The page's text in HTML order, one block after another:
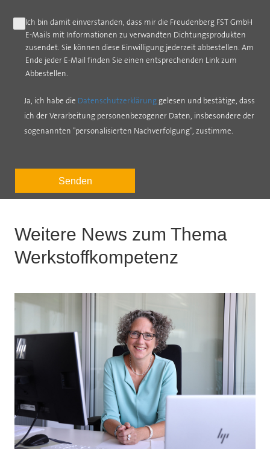
Ich bin damit einverstanden, dass mir die Freudenberg FST GmbH
E-Mails mit Informationen zu verwandten Dichtungsprodukten
zusendet. Sie können diese Einwilligung jederzeit abbestellen. Am
Ende jeder E-Mail finden Sie einen entsprechenden Link zum
Abbestellen.
Ja, ich habe die Datenschutzerklärung gelesen und bestätige, dass
ich der Verarbeitung personenbezogener Daten, insbesondere der
sogenannten "personalisierten Nachverfolgung", zustimme.
Senden
Weitere News zum Thema
Werkstoffkompetenz